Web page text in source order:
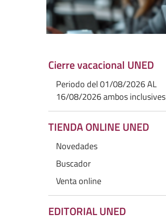
Cierre vacacional UNED
Periodo del 01/08/2026 AL
16/08/2026 ambos inclusives
TIENDA ONLINE UNED
Novedades
Buscador
Venta online
EDITORIAL UNED